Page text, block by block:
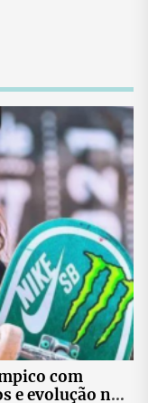
com
e evolução no